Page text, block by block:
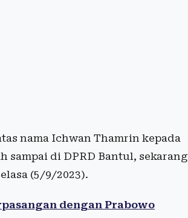
nama Ichwan Thamrin kepada
sampai di DPRD Bantul, sekarang
(5/9/2023).
dengan Prabowo